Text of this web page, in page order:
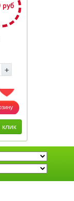
руб
ДОБАВИТЬ В ИЗБРАННОЕ